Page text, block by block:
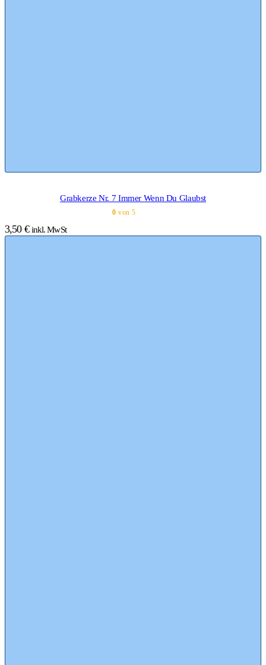
Grabkerze Nr. 7 Immer Wenn Du Glaubst
0 von 5
3,50 € inkl. MwSt